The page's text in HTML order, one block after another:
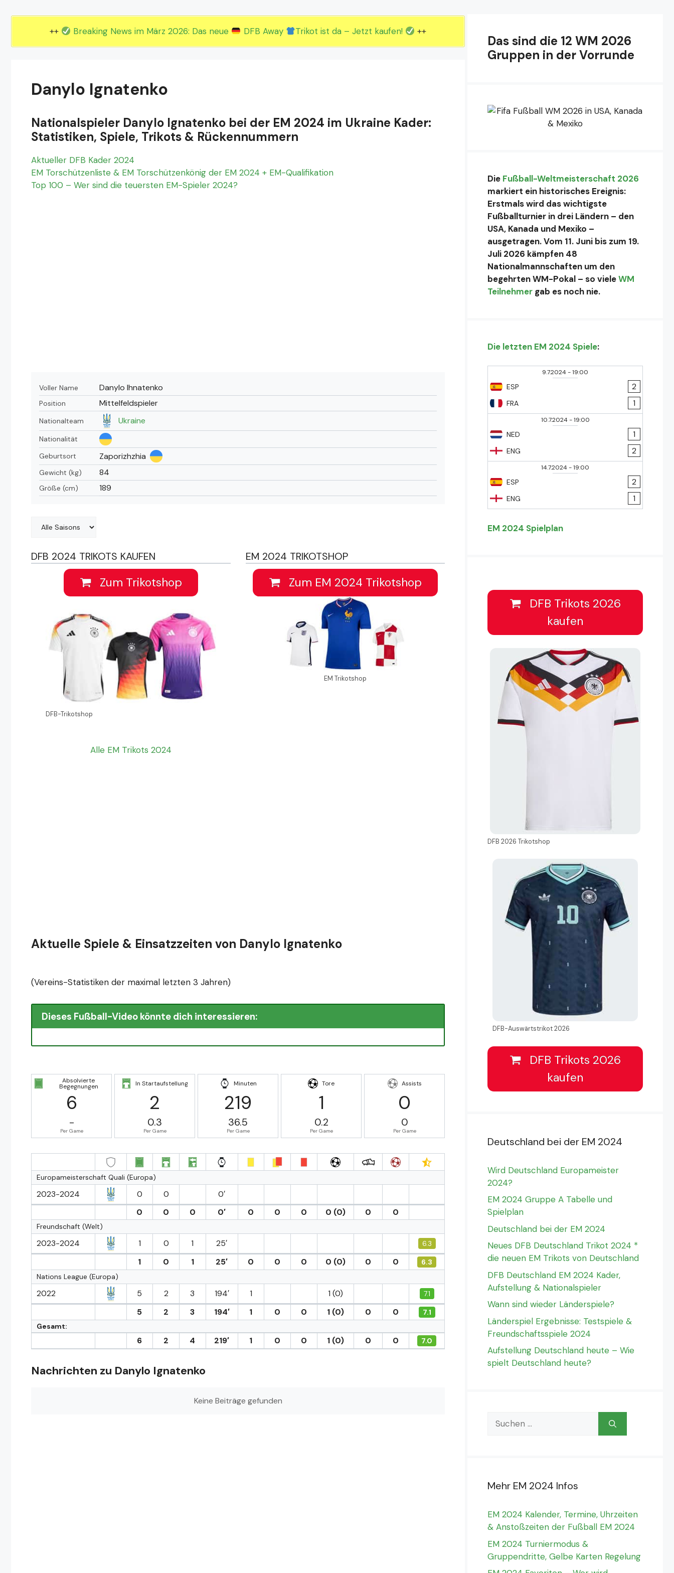
++ Breaking News im März 2026: Das neue DFB Away Trikot ist da – Jetzt kaufen! ++
Danylo Ignatenko
Nationalspieler Danylo Ignatenko bei der EM 2024 im Ukraine Kader:
Statistiken, Spiele, Trikots & Rückennummern
Aktueller DFB Kader 2024
EM Torschützenliste & EM Torschützenkönig der EM 2024 + EM-Qualifikation
Top 100 – Wer sind die teuersten EM-Spieler 2024?
Voller Name Danylo Ihnatenko
Position Mittelfeldspieler
Nationalteam Ukraine
Nationalität
Geburtsort
Zaporizhzhia
Gewicht (kg) 84
Größe (cm) 189
DFB 2024 TRIKOTS KAUFEN
Zum Trikotshop
DFB-Trikotshop
Alle EM Trikots 2024
EM 2024 TRIKOTSHOP
Zum EM 2024 Trikotshop
EM Trikotshop
Aktuelle Spiele & Einsatzzeiten von Danylo Ignatenko
(Vereins-Statistiken der maximal letzten 3 Jahren)
Dieses Fußball-Video könnte dich interessieren:
Absolvierte
Begegnungen
6
-
Per Game
In Startaufstellung
2
0.3
Per Game
Minuten
219
36.5
Per Game
Tore
1
0.2
Per Game
Assists
0
0
Per Game
Europameisterschaft Quali (Europa)
2023-2024 0 0
0′
0
0 0 0′ 0 0 0 0 (0) 0 0
Freundschaft (Welt)
2023-2024 1 0 1 25′ 6.3
1 0 1 25′ 0 0 0 0 (0) 0 0
6.3
Nations League (Europa)
2022 5 2 3 194′ 1 1 (0) 7.1
5 2 3 194′ 1 0 0 1 (0) 0 0
7.1
Gesamt:
6 2 4 219′ 1 0 0 1 (0) 0 0 7.0
Nachrichten zu Danylo Ignatenko
Keine Beiträge gefunden
Das sind die 12 WM 2026
Gruppen in der Vorrunde
Die Fußball-Weltmeisterschaft 2026
markiert ein historisches Ereignis:
Erstmals wird das wichtigste
Fußballturnier in drei Ländern – den
USA, Kanada und Mexiko –
ausgetragen. Vom 11. Juni bis zum 19.
Juli 2026 kämpfen 48
Nationalmannschaften um den
begehrten WM-Pokal – so vieleWM
Teilnehmer gab es noch nie.
Die letzten EM 2024 Spiele:
9.7.2024-19:00
ESP
FRA
2
1
10.7.2024-19:00
NED
ENG
1
2
14.7.2024-19:00
ESP
ENG
2
1
EM 2024 Spielplan
DFB Trikots 2026
kaufen
DFB 2026 Trikotshop
DFB-Auswärtstrikot 2026
DFB Trikots 2026
kaufen
Deutschland bei der EM 2024
Wird Deutschland Europameister
2024?
EM 2024 Gruppe A Tabelle und
Spielplan
Deutschland bei der EM 2024
Neues DFB Deutschland Trikot 2024 *
die neuen EM Trikots von Deutschland
DFB Deutschland EM 2024 Kader,
Aufstellung & Nationalspieler
Wann sind wieder Länderspiele?
Länderspiel Ergebnisse: Testspiele &
Freundschaftsspiele 2024
Aufstellung Deutschland heute – Wie
spielt Deutschland heute?
Suchen
nach:
Mehr EM 2024 Infos
EM 2024 Kalender, Termine, Uhrzeiten
& Anstoßzeiten der Fußball EM 2024
EM 2024 Turniermodus &
Gruppendritte, Gelbe Karten Regelung